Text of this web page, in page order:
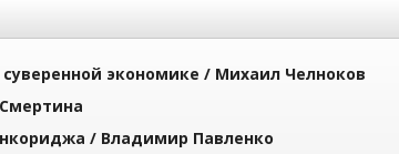
экономике / Михаил Челноков
/ Владимир Павленко